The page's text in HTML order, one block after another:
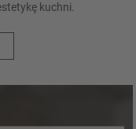
kuchni.